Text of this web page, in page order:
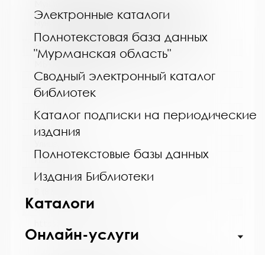
Электронные каталоги
Полнотекстовая база данных
"Мурманская область"
Сводный электронный каталог
библиотек
Каталог подписки на периодические
издания
Полнотекстовые базы данных
Издания Библиотеки
Каталоги
Онлайн-услуги
культуры "Кольская детская библиотека"
муниципального образования Кольский
муниципальный округ Мурманской области
Сокращенное название:
МБУК "Кольская детская библиотека"
Почтовый индекс:
184381
Город:
Кола
Победы, 7
Телефон:
www: